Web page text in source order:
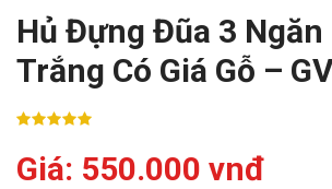
Hủ Đựng Đũa 3 Ngăn
Trắng Có Giá Gỗ –
Giá: 550.000 vnđ